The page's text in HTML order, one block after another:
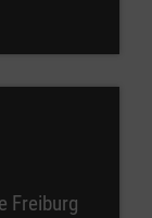
Freiburg